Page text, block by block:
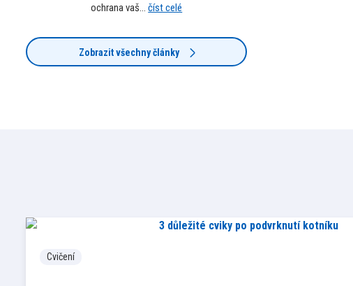
ochrana vaš...číst celé
Zobrazit všechny články
Cvičení